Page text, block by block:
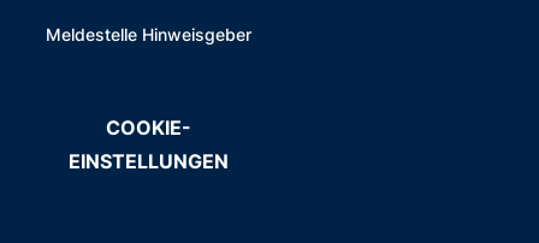
Meldestelle Hinweisgeber
COOKIE-
EINSTELLUNGEN